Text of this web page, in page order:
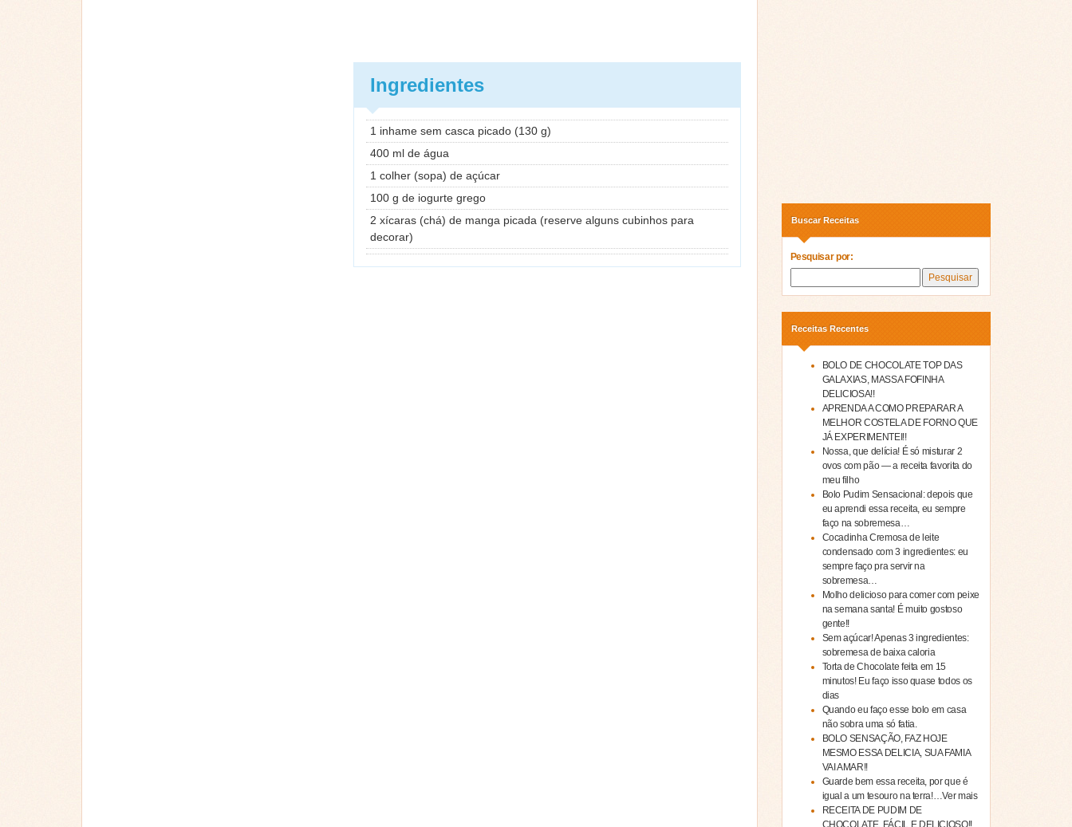
Ingredientes
1 inhame sem casca picado (130 g)
400 ml de água
1 colher (sopa) de açúcar
100 g de iogurte grego
2 xícaras (chá) de manga picada (reserve alguns cubinhos para
decorar)
Buscar Receitas
Pesquisar por:
Receitas Recentes
BOLO DE CHOCOLATE TOP DAS
GALAXIAS, MASSA FOFINHA
DELICIOSA!!
APRENDA A COMO PREPARAR A
MELHOR COSTELA DE FORNO QUE
JÁ EXPERIMENTEI!!
Nossa, que delícia! É só misturar 2
ovos com pão — a receita favorita do
meu filho
Bolo Pudim Sensacional: depois que
eu aprendi essa receita, eu sempre
faço na sobremesa…
Cocadinha Cremosa de leite
condensado com 3 ingredientes: eu
sempre faço pra servir na
sobremesa…
Molho delicioso para comer com peixe
na semana santa! É muito gostoso
gente!!
Sem açúcar! Apenas 3 ingredientes:
sobremesa de baixa caloria
Torta de Chocolate feita em 15
minutos! Eu faço isso quase todos os
dias
Quando eu faço esse bolo em casa
não sobra uma só fatia.
BOLO SENSAÇÃO, FAZ HOJE
MESMO ESSA DELICIA, SUA FAMIA
VAI AMAR!!
Guarde bem essa receita, por que é
igual a um tesouro na terra!…Ver mais
RECEITA DE PUDIM DE